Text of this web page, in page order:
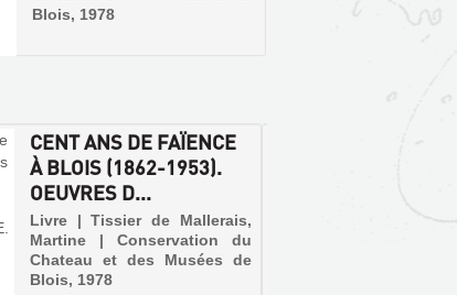
Blois, 1978
CENT ANS DE FAÏENCE
À BLOIS (1862-1953).
OEUVRES D...
Livre | Tissier de Mallerais,
Martine | Conservation du
Chateau et des Musées de
Blois, 1978